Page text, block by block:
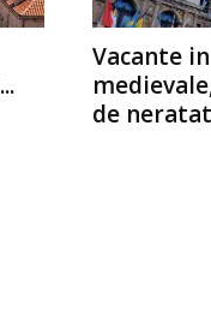
Vacante
de neratat